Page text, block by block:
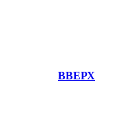
ВВЕРХ